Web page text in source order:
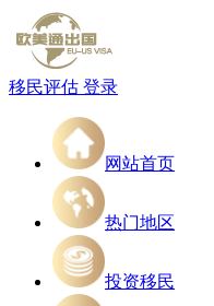
移民评估 登录
网站首页
热门地区
投资移民